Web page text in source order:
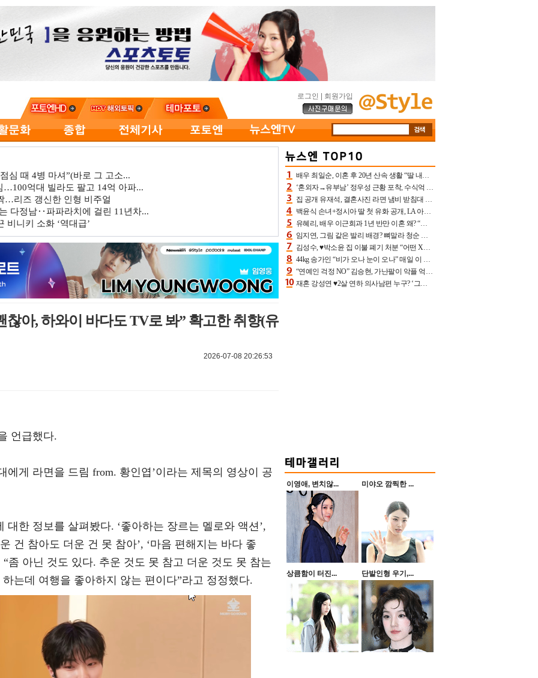
로그인 회원가입
심 때 4병 마셔”(바로 그 고소...
억대 빌라도 팔고 14억 아파...
…리즈 갱신한 인형 비주얼
다정남‥파파라치에 걸린 11년차...
비니키 소화 ‘역대급’
찮아, 하와이 바다도 TV로 봐” 확고한 취향(유
2026-07-08 20:26:53
언급했다.
에게 라면을 드림 from. 황인엽’이라는 제목의 영상이 공
한 정보를 살펴봤다. ‘좋아하는 장르는 멜로와 액션’,
건 참아도 더운 건 못 참아’, ‘마음 편해지는 바다 좋
좀 아닌 것도 있다. 추운 것도 못 참고 더운 것도 못 참는
는데 여행을 좋아하지 않는 편이다”라고 정정했다.
배우 최일순, 이혼 후 20년 산속 생활 “딸 내가 버렸다고 원망‥맘 아파”(특종)[어제TV]
‘혼외자→유부남’ 정우성 근황 포착, 수식억 해킹 피해 후배 만났다 “존경하는”
집 공개 유재석, 결혼사진 라면 냄비 받침대 되고 분노‥가족사진도 피해(놀뭐)[어제TV]
백윤식 손녀+정시아 딸 첫 유화 공개, LA 아트쇼→서울국제조각페스타 작가다운 수준급 실력
유혜리, 배우 이근희과 1년 반만 이혼 왜? “식칼 꽂고 의자 던져” 충격 폭로(특종)[어제TV]
임지연, 그림 같은 발리 배경? 뼈말라 청순 비키니 핏에 상대 안 되네
김성수, ♥박소윤 집 이불 폐기 처분 “어떤 X이랑 썼을지 몰라” 질투(신랑수업2)[어제TV]
44kg 송가인 “비가 오나 눈이 오나” 매일 이 운동, 허벅지 근육량 상승+체지방 감소
“연예인 걱정 NO” 김승현, 가난팔이 악플 억울할만‥아내+딸과 日 여행
재혼 강성연 ♥2살 연하 의사남편 누구? ‘그알’ 자문의에 훈남 비주얼 초엘리트 스펙 [종합]
이영애, 변치않... 미야오 깜찍한 ...
상큼함이 터진... 단발인형 우기,...